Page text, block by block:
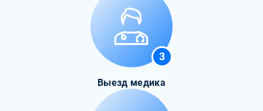
3
Выезд медика